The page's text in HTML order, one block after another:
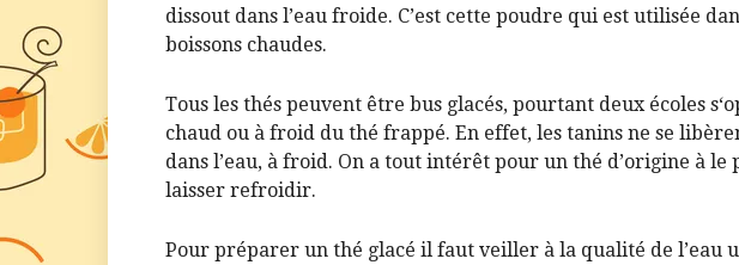
dissout dans l’eau froide. C’est cette poudre qui est utilisée
boissons chaudes.
Tous les thés peuvent être bus glacés, pourtant deux écoles
chaud ou à froid du thé frappé. En effet, les tanins ne se
dans l’eau, à froid. On a tout intérêt pour un thé d’origine à le
laisser refroidir.
Pour préparer un thé glacé il faut veiller à la qualité de l’eau